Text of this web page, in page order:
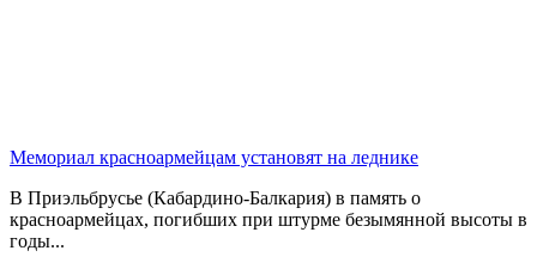
Мемориал красноармейцам установят на леднике
В Приэльбрусье (Кабардино-Балкария) в память о
красноармейцах, погибших при штурме безымянной высоты в
годы...